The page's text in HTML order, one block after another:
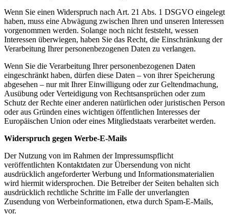
Wenn Sie einen Widerspruch nach Art. 21 Abs. 1 DSGVO eingelegt
haben, muss eine Abwägung zwischen Ihren und unseren Interessen
vorgenommen werden. Solange noch nicht feststeht, wessen
Interessen überwiegen, haben Sie das Recht, die Einschränkung der
Verarbeitung Ihrer personenbezogenen Daten zu verlangen.
Wenn Sie die Verarbeitung Ihrer personenbezogenen Daten
eingeschränkt haben, dürfen diese Daten – von ihrer Speicherung
abgesehen – nur mit Ihrer Einwilligung oder zur Geltendmachung,
Ausübung oder Verteidigung von Rechtsansprüchen oder zum
Schutz der Rechte einer anderen natürlichen oder juristischen Person
oder aus Gründen eines wichtigen öffentlichen Interesses der
Europäischen Union oder eines Mitgliedstaats verarbeitet werden.
Widerspruch gegen Werbe-E-Mails
Der Nutzung von im Rahmen der Impressumspflicht
veröffentlichten Kontaktdaten zur Übersendung von nicht
ausdrücklich angeforderter Werbung und Informationsmaterialien
wird hiermit widersprochen. Die Betreiber der Seiten behalten sich
ausdrücklich rechtliche Schritte im Falle der unverlangten
Zusendung von Werbeinformationen, etwa durch Spam-E-Mails,
vor.